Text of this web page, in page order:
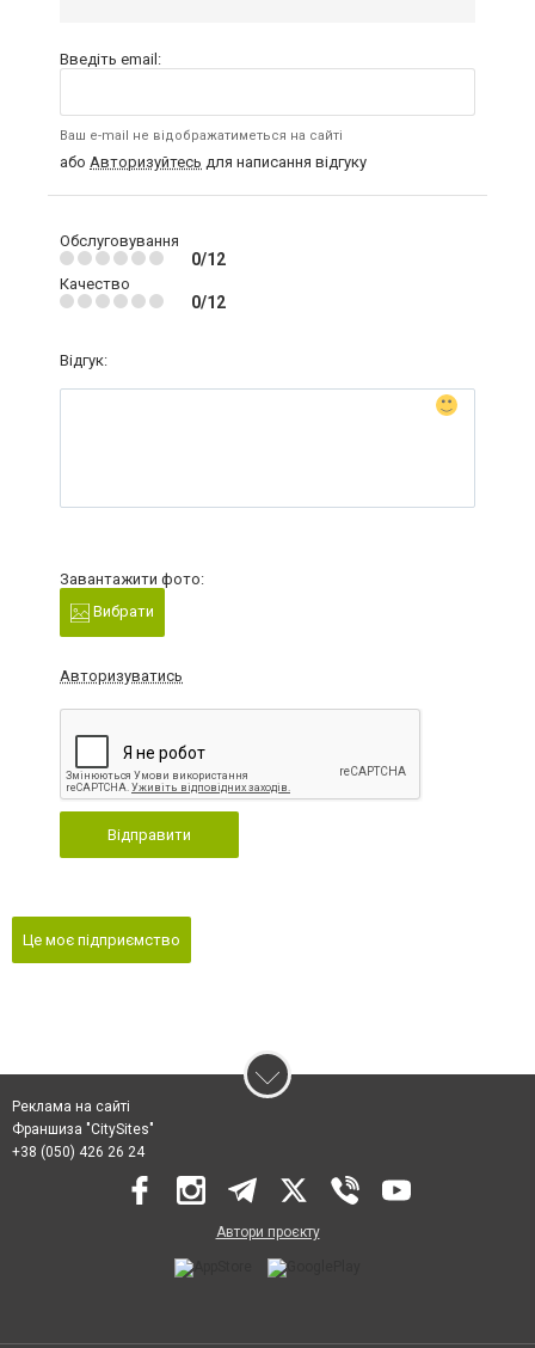
Введіть email:
Ваш e-mail не відображатиметься на сайті
або Авторизуйтесь для написання відгуку
Обслуговування
0/12
Качество
0/12
Відгук:
Завантажити фото:
Вибрати
Авторизуватись
Відправити
Це моє підприємство
Реклама на сайті
Франшиза "CitySites"
+38 (050) 426 26 24
Автори проєкту